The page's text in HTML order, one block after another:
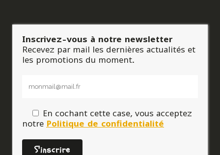
Inscrivez-vous à notre newsletter
Recevez par mail les dernières actualités et
les promotions du moment.
En cochant cette case, vous acceptez
notre Politique de confidentialité